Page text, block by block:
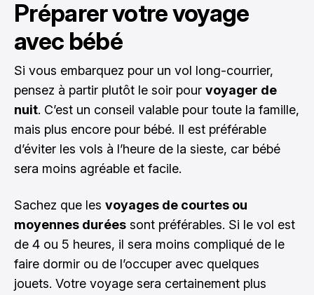
Préparer votre voyage
avec bébé
Si vous embarquez pour un vol long-courrier,
pensez à partir plutôt le soir pour voyager de
nuit. C’est un conseil valable pour toute la famille,
mais plus encore pour bébé. Il est préférable
d’éviter les vols à l’heure de la sieste, car bébé
sera moins agréable et facile.
Sachez que les voyages de courtes ou
moyennes durées sont préférables. Si le vol est
de 4 ou 5 heures, il sera moins compliqué de le
faire dormir ou de l’occuper avec quelques
jouets. Votre voyage sera certainement plus